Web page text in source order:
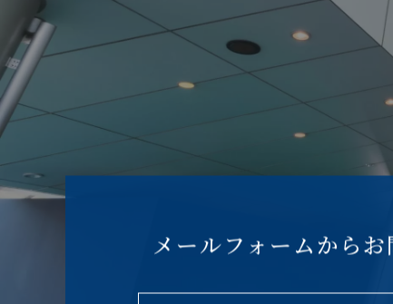
メールフォームから